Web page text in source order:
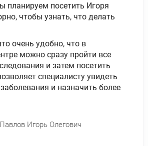
планируем посетить Игоря
чтобы узнать, что делать
очень удобно, что в
можно сразу пройти все
и затем посетить
специалисту увидеть
и назначить более
Игорь Олегович